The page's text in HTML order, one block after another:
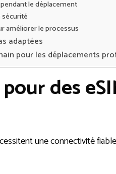
le déplacement
sécurité
améliorer le processus
adaptées
pour les déplacements
des
une connectivité